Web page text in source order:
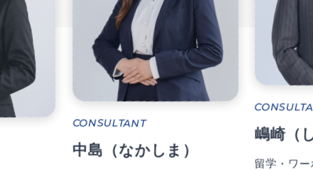
CONSULTANT
嶋崎（しまさき）
徳丸（
留学・ワ